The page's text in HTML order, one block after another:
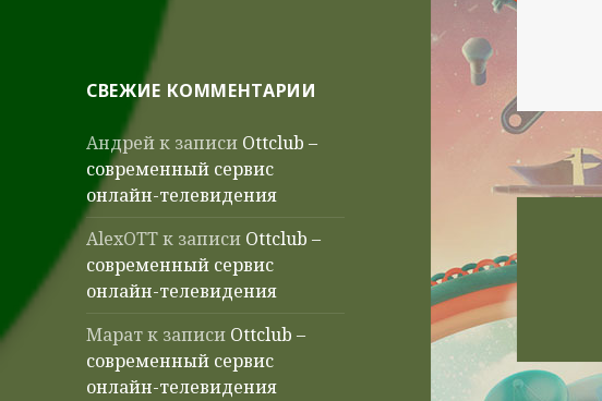
СВЕЖИЕ КОММЕНТАРИИ
Андрейк записи Ottclub –
современный сервис
онлайн-телевидения
AlexOTTк записи Ottclub –
современный сервис
онлайн-телевидения
Маратк записи Ottclub –
современный сервис
онлайн-телевидения